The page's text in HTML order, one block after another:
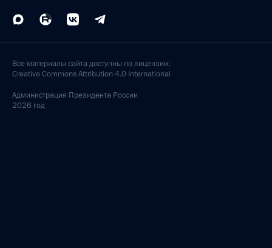
Все материалы сайта доступны по лицензии:
Creative Commons Attribution 4.0 International
Администрация Президента России
2026 год